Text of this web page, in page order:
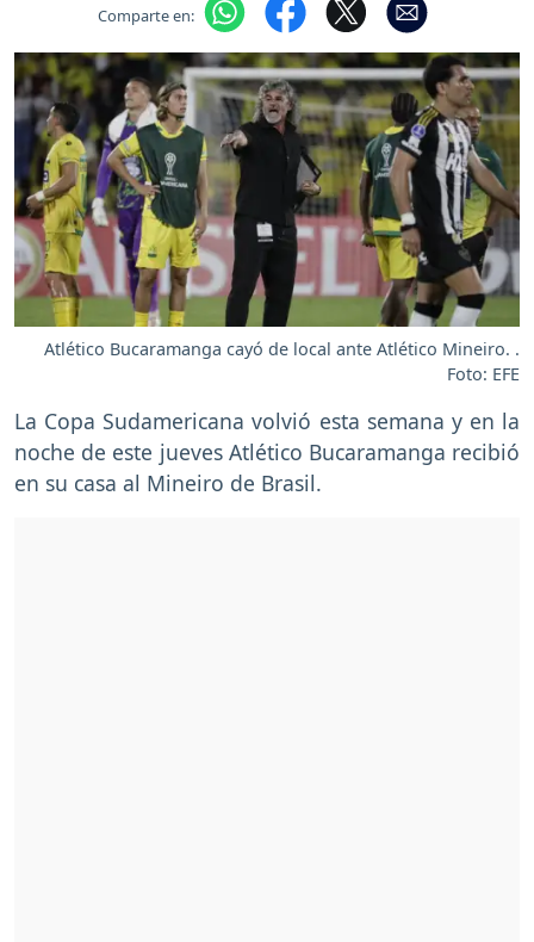
Comparte en:
Atlético Bucaramanga cayó de local ante Atlético Mineiro. .
Foto: EFE
La Copa Sudamericana volvió esta semana y en la
noche de este jueves Atlético Bucaramanga recibió
en su casa al Mineiro de Brasil.